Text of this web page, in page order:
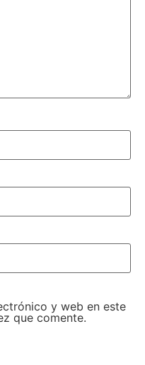
y web en este
que comente.